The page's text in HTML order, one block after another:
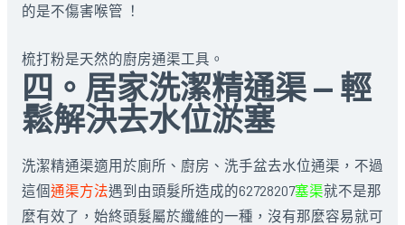
的是不傷害喉管 ！
梳打粉是天然的廚房通渠工具。
四。居家洗潔精通渠 — 輕
鬆解決去水位淤塞
洗潔精通渠適用於廁所、廚房、洗手盆去水位通渠，不過
這個通渠方法遇到由頭髮所造成的62728207塞渠就不是那
麼有效了，始終頭髮屬於纖維的一種，沒有那麼容易就可